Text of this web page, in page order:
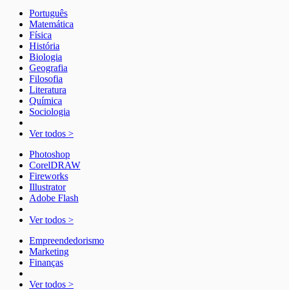
Português
Matemática
Física
História
Biologia
Geografia
Filosofia
Literatura
Química
Sociologia
Ver todos >
Photoshop
CorelDRAW
Fireworks
Illustrator
Adobe Flash
Ver todos >
Empreendedorismo
Marketing
Finanças
Ver todos >